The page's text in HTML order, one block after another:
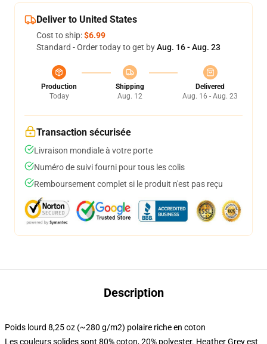
Deliver to United States
Cost to ship:$6.99
Standard - Order today to get byAug. 16 - Aug. 23
Production
Today
Shipping
Aug. 12
Delivered
Aug. 16 - Aug. 23
Transaction sécurisée
Livraison mondiale à votre porte
Numéro de suivi fourni pour tous les colis
Remboursement complet si le produit n'est pas reçu
Description
Poids lourd 8,25 oz (~280 g/m2) polaire riche en coton
Les couleurs solides sont 80% coton, 20% polyester. Heather Grey est